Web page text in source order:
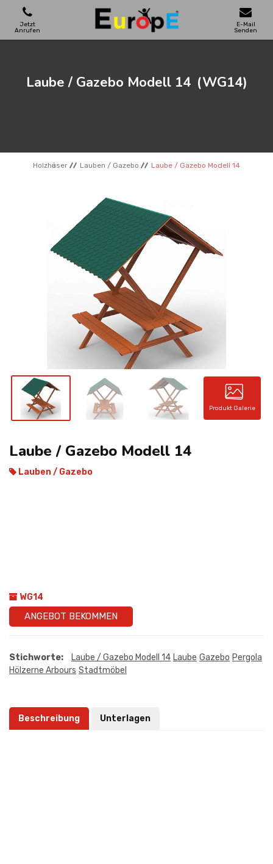
Jetzt
Anrufen
E-Mail
Senden
STADTMOBEL
REFERENZEN
Laube / Gazebo Modell 14 (WG14)
Holzhӓuser Lauben / Gazebo Laube / Gazebo Modell 14
Produkt Galerie
Laube / Gazebo Modell 14
Lauben / Gazebo
WG14
ANGEBOT BEKOMMEN
Stichworte: Laube / Gazebo Modell 14 Laube Gazebo Pergola
Hölzerne Arbours Stadtmöbel
Beschreibung Unterlagen